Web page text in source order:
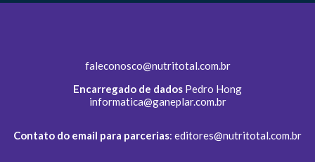
faleconosco@nutritotal.com.br
Encarregado de dados Pedro Hong
informatica@ganeplar.com.br
Contato do email para parcerias: editores@nutritotal.com.br